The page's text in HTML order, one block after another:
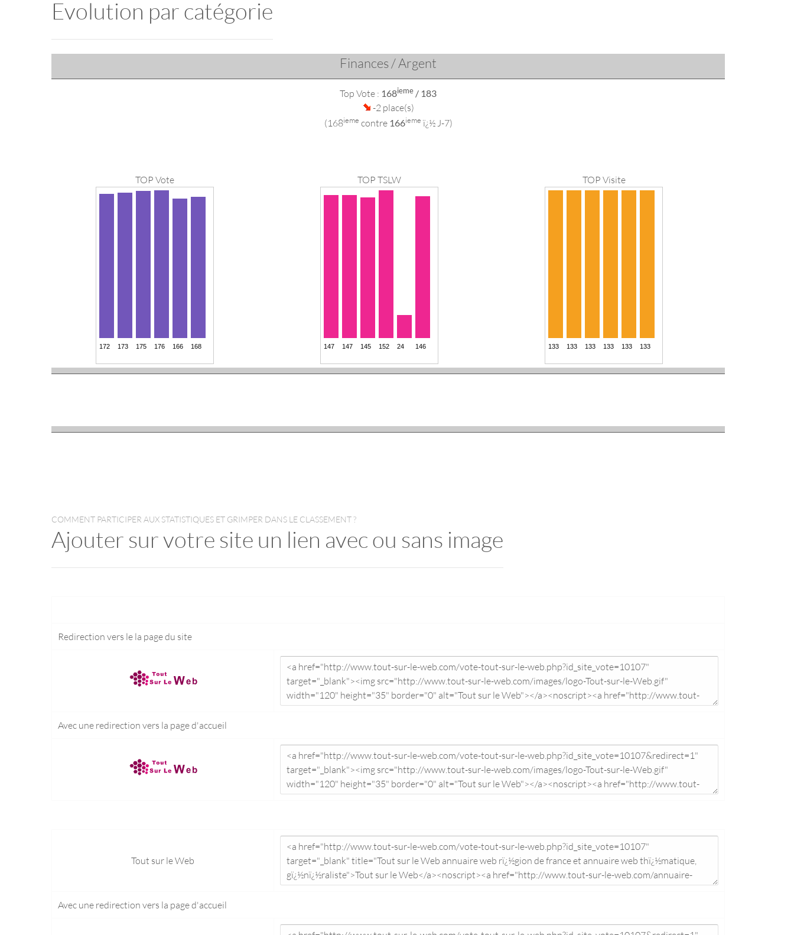
Evolution par catégorie
Finances / Argent
Top Vote : 168ieme / 183
-2 place(s)
(168ieme contre 166ieme ï¿½ J-7)
TOP Vote TOP TSLW TOP Visite
COMMENT PARTICIPER AUX STATISTIQUES ET GRIMPER DANS LE CLASSEMENT ?
Ajouter sur votre site un lien avec ou sans image
Redirection vers le la page du site
Avec une redirection vers la page d'accueil
Tout sur le Web
Avec une redirection vers la page d'accueil